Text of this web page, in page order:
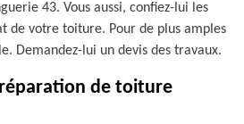
43. Vous aussi, confiez-lui les
de votre toiture. Pour de plus amples
Demandez-lui un devis des travaux.
de toiture